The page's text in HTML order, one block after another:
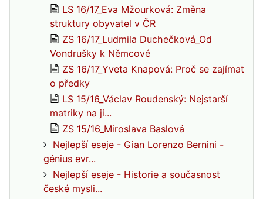
LS 16/17_Eva Mžourková: Změna
struktury obyvatel v ČR
ZS 16/17_Ludmila Duchečková_Od
Vondrušky k Němcové
ZS 16/17_Yveta Knapová: Proč se zajímat
o předky
LS 15/16_Václav Roudenský: Nejstarší
matriky na ji...
ZS 15/16_Miroslava Baslová
Nejlepší eseje - Gian Lorenzo Bernini -
génius evr...
Nejlepší eseje - Historie a současnost
české mysli...